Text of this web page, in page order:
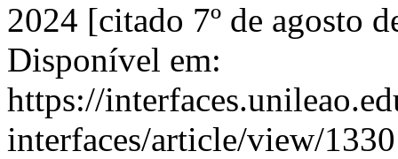
2024 [citado 7º de agosto
Disponível em:
https://
interfaces/article/view/1330